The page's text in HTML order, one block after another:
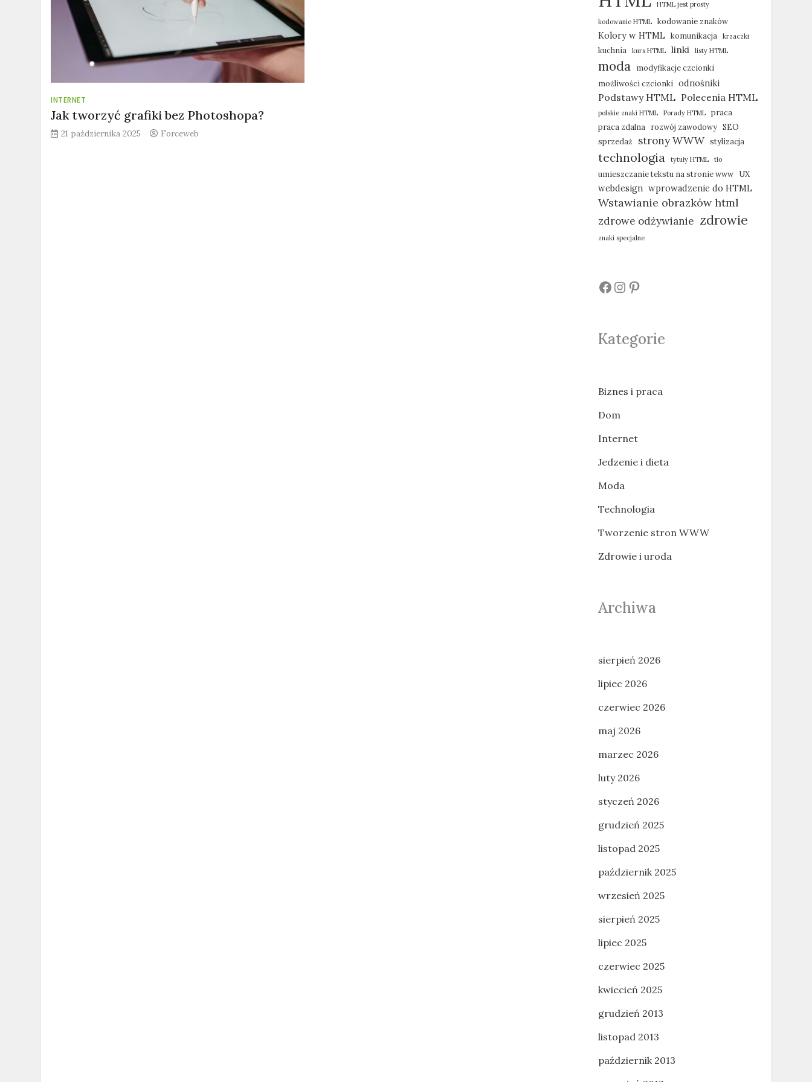
INTERNET
Jak tworzyć grafiki bez Photoshopa?
21 października 2025 Forceweb
HTML jest prosty
kodowanie HTML kodowanie znaków
Kolory w HTML komunikacja krzaczki
kuchnia kurs HTML linki listy HTML
moda
modyfikacje czcionki
możliwości czcionki
odnośniki
Podstawy HTML Polecenia HTML
polskie znaki HTML Porady HTML
praca
praca zdalna
rozwój zawodowy SEO
sprzedaż
strony WWW stylizacja
technologia tytuły HTML tło
umieszczanie tekstu na stronie www UX
webdesign wprowadzenie do HTML
Wstawianie obrazków html
zdrowe odżywianie zdrowie
znaki specjalne
# # #
Kategorie
Biznes i praca
Dom
Internet
Jedzenie i dieta
Moda
Technologia
Tworzenie stron WWW
Zdrowie i uroda
Archiwa
sierpień 2026
lipiec 2026
czerwiec 2026
maj 2026
marzec 2026
luty 2026
styczeń 2026
grudzień 2025
listopad 2025
październik 2025
wrzesień 2025
sierpień 2025
lipiec 2025
czerwiec 2025
kwiecień 2025
grudzień 2013
listopad 2013
październik 2013